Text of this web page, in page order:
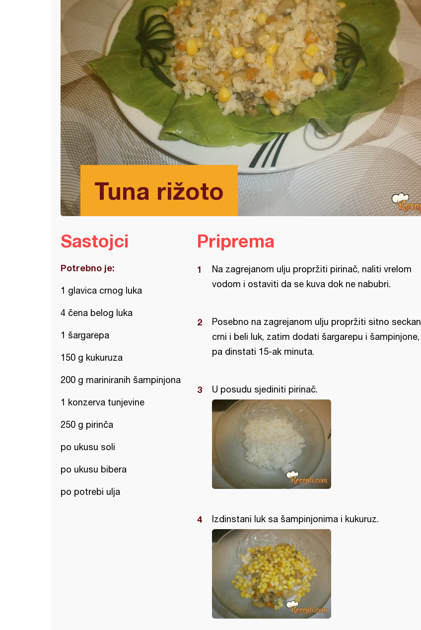
Tuna rižoto
Sastojci
Potrebno je:
1 glavica crnog luka
4 čena belog luka
1 šargarepa
150 g kukuruza
200 g mariniranih šampinjona
1 konzerva tunjevine
250 g pirinča
po ukusu soli
po ukusu bibera
po potrebi ulja
Priprema
Na zagrejanom ulju propržiti pirinač, naliti vrelom
vodom i ostaviti da se kuva dok ne nabubri.
Posebno na zagrejanom ulju propržiti sitno seckan
crni i beli luk, zatim dodati šargarepu i šampinjone,
pa dinstati 15-ak minuta.
U posudu sjediniti pirinač.
Izdinstani luk sa šampinjonima i kukuruz.